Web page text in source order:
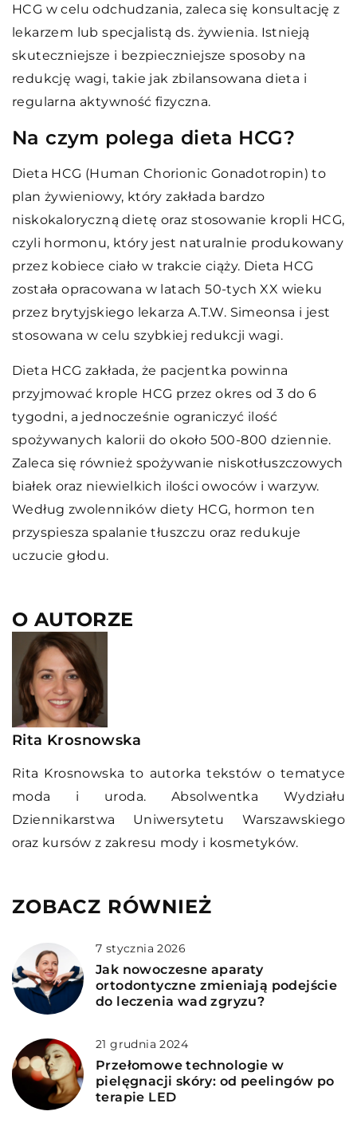
HCG w celu odchudzania, zaleca się konsultację z
lekarzem lub specjalistą ds. żywienia. Istnieją
skuteczniejsze i bezpieczniejsze sposoby na
redukcję wagi, takie jak zbilansowana dieta i
regularna aktywność fizyczna.
Na czym polega dieta HCG?
Dieta HCG (Human Chorionic Gonadotropin) to
plan żywieniowy, który zakłada bardzo
niskokaloryczną dietę oraz stosowanie kropli HCG,
czyli hormonu, który jest naturalnie produkowany
przez kobiece ciało w trakcie ciąży. Dieta HCG
została opracowana w latach 50-tych XX wieku
przez brytyjskiego lekarza A.T.W. Simeonsa i jest
stosowana w celu szybkiej redukcji wagi.
Dieta HCG zakłada, że pacjentka powinna
przyjmować krople HCG przez okres od 3 do 6
tygodni, a jednocześnie ograniczyć ilość
spożywanych kalorii do około 500-800 dziennie.
Zaleca się również spożywanie niskotłuszczowych
białek oraz niewielkich ilości owoców i warzyw.
Według zwolenników diety HCG, hormon ten
przyspiesza spalanie tłuszczu oraz redukuje
uczucie głodu.
O AUTORZE
Rita Krosnowska
Rita Krosnowska to autorka tekstów o tematyce
moda i uroda. Absolwentka Wydziału
Dziennikarstwa Uniwersytetu Warszawskiego
oraz kursów z zakresu mody i kosmetyków.
ZOBACZ RÓWNIEŻ
7 stycznia 2026
Jak nowoczesne aparaty
ortodontyczne zmieniają podejście
do leczenia wad zgryzu?
21 grudnia 2024
Przełomowe technologie w
pielęgnacji skóry: od peelingów po
terapie LED